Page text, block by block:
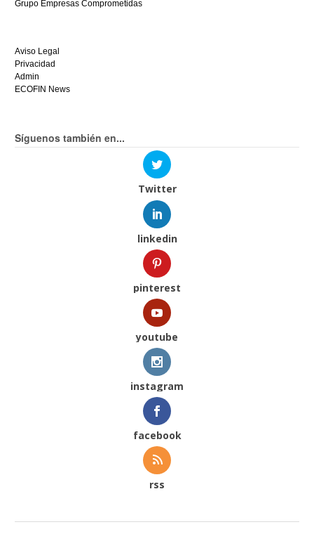
Grupo Empresas Comprometidas
Aviso Legal
Privacidad
Admin
ECOFIN News
Síguenos también en...
Twitter
linkedin
pinterest
youtube
instagram
facebook
rss